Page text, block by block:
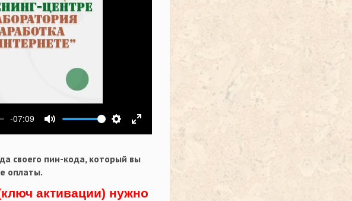
-07:09
Выключить звукНастройки
На весь экран
своего пин-кода, который вы
оплаты.
активации) нужно